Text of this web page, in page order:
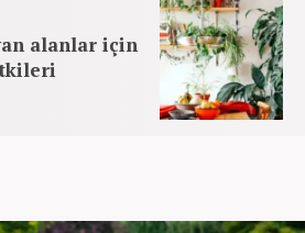
alanlar için